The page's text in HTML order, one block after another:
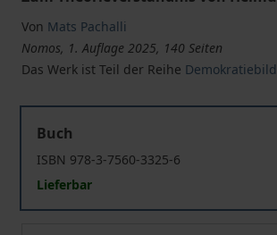
Von Mats Pachalli
Nomos, 1. Auflage 2025, 140 Seiten
Das Werk ist Teil der Reihe
Buch
ISBN 978-3-7560-3325-6
Lieferbar